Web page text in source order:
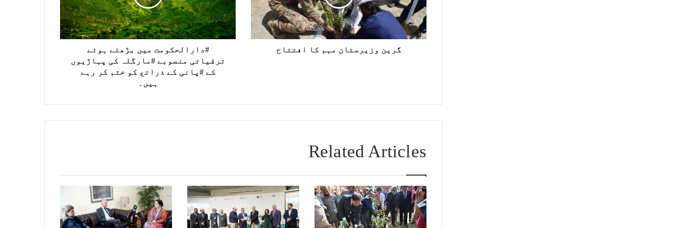
گرین وزیرستان مہم کا افتتاح
#دارالحکومت میں بڑھتے ہوئے
ترقیاتی منصوبے #مارگلہ کی پہاڑیوں
کے #پانی کے ذرائع کو ختم کر رہے
ہیں۔
Related Articles